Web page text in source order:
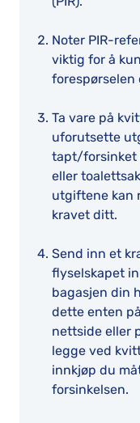
Noter PIR-
viktig for å
forespørselen
Ta vare på
uforutsette
tapt/forsinket
eller
utgiftene kan
kravet ditt.
Send inn et
flyselskapet
bagasjen din
dette enten
nettside eller
legge ved
innkjøp du
forsinkelsen.